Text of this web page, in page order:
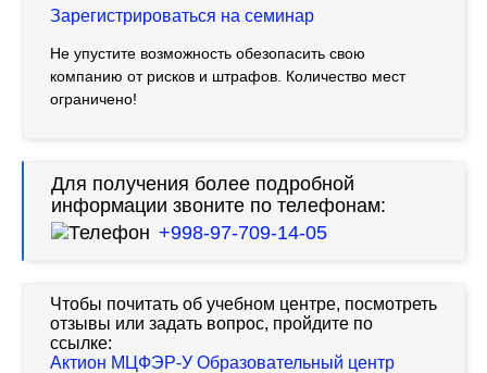
Зарегистрироваться на семинар
Не упустите возможность обезопасить свою
компанию от рисков и штрафов. Количество мест
ограничено!
Для получения более подробной
информации звоните по телефонам:
+998-97-709-14-05
Чтобы почитать об учебном центре, посмотреть
отзывы или задать вопрос, пройдите по
ссылке:
Актион МЦФЭР-У Образовательный центр